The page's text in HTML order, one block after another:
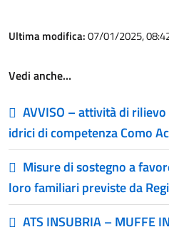
Ultima modifica:07/01/2025,
Vedi anche…
AVVISO – attività di
idrici di competenza Como
Misure di sostegno a
loro familiari previste da
ATS INSUBRIA – MUFFE